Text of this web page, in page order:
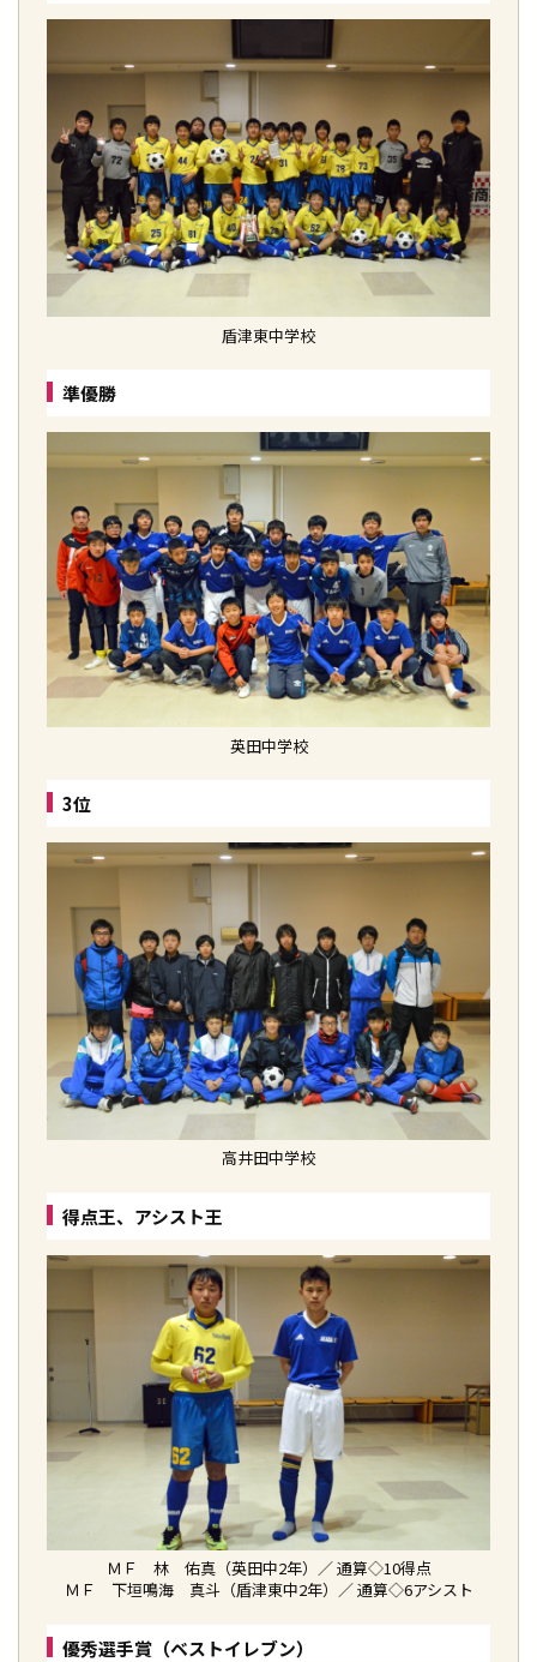
盾津東中学校
準優勝
英田中学校
3位
高井田中学校
得点王、アシスト王
ＭＦ 林 佑真（英田中2年）／ 通算◇10得点
ＭＦ 下垣鳴海 真斗（盾津東中2年）／ 通算◇6アシスト
優秀選手賞（ベストイレブン）